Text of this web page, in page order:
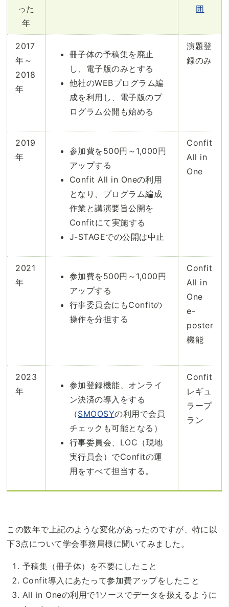
った
年
囲
2017
年～
2018
年
冊子体の予稿集を廃止
し、電子版のみとする
他社のWEBプログラム編
成を利用し、電子版のプ
ログラム公開も始める
演題登
録のみ
2019
年
参加費を500円～1,000円
アップする
Confit All in Oneの利用
となり、プログラム編成
作業と講演要旨公開を
Confitにて実施する
J-STAGEでの公開は中止
Confit
All in
One
2021
年
参加費を500円～1,000円
アップする
行事委員会にもConfitの
操作を分担する
Confit
All in
One
e-
poster
機能
2023
年
参加登録機能、オンライ
ン決済の導入をする
（SMOOSYの利用で会員
チェックも可能となる）
行事委員会、LOC（現地
実行員会）でConfitの運
用をすべて担当する。
Confit
レギュ
ラープ
ラン
この数年で上記のような変化があったのですが、特に以
下3点について学会事務局様に聞いてみました。
予稿集（冊子体）を不要にしたこと
Confit導入にあたって参加費アップをしたこと
All in Oneの利用で1ソースでデータを扱えるように